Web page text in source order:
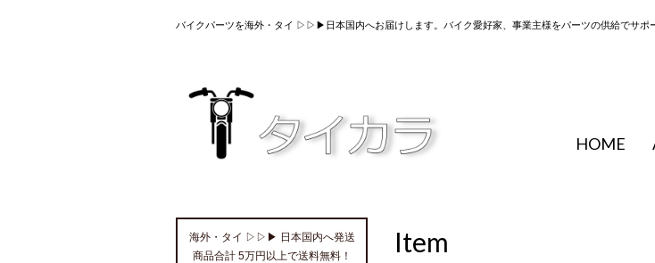
バイクパーツを海外・タイ ▷▷▶日本国内へお届けします。バイク愛好家、事業主様をパーツの供給でサポ
HOME
Item
海外・タイ ▷▷▶ 日本国内へ発送
商品合計 5万円以上で送料無料！